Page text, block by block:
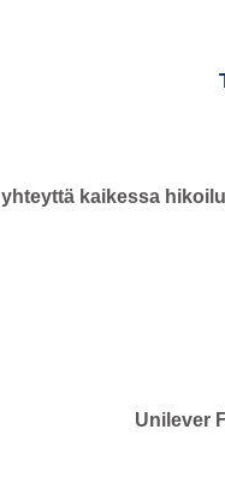
yhteyttä kaikessa
Unilever